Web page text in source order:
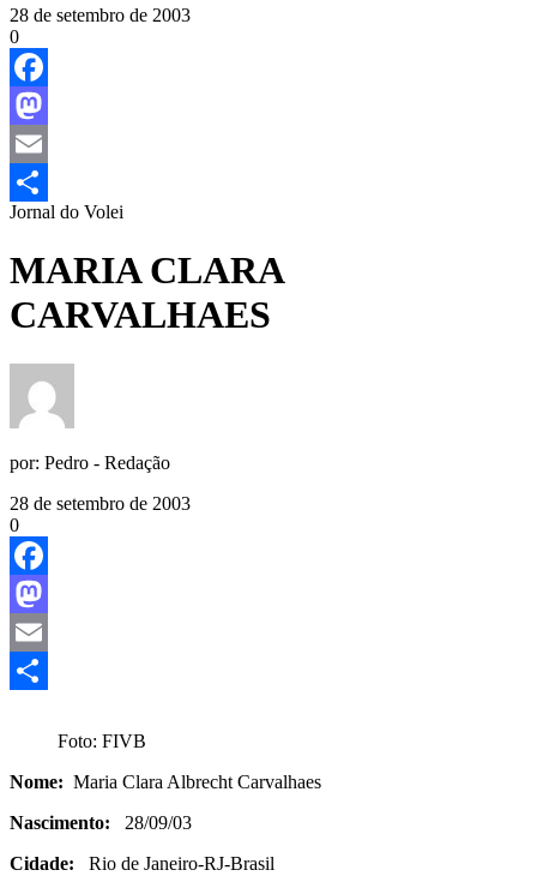
28 de setembro de 2003
0
Facebook
Mastodon
Email
Share
Jornal do Volei
MARIA CLARA
CARVALHAES
por: Pedro - Redação
28 de setembro de 2003
0
Facebook
Mastodon
Email
Foto: FIVB
Nome: Maria Clara Albrecht Carvalhaes
Nascimento: 28/09/03
Cidade: Rio de Janeiro-RJ-Brasil